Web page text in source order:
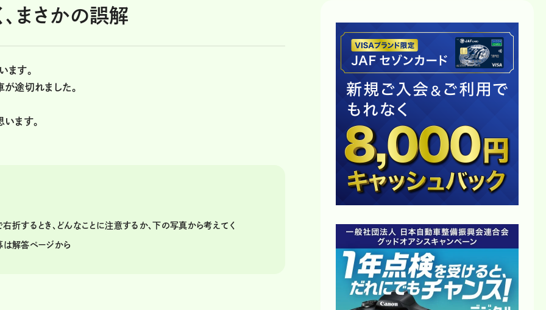
まさかの誤解
ます。
途切れました。
ます。
するとき、どんなことに注意するか、下の写真から考えてく
解答ページから